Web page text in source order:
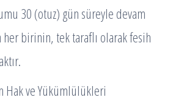
30 (otuz) gün süreyle devam
birinin, tek taraflı olarak fesih
Hak ve Yükümlülükleri